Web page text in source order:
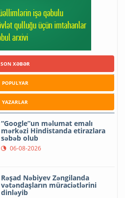
SON XƏBƏR
POPULYAR
YAZARLAR
“Google”un məlumat emalı
mərkəzi Hindistanda etirazlara
səbəb olub
06-08-2026
Rəşad Nəbiyev Zəngilanda
vətəndaşların müraciətlərini
dinləyib